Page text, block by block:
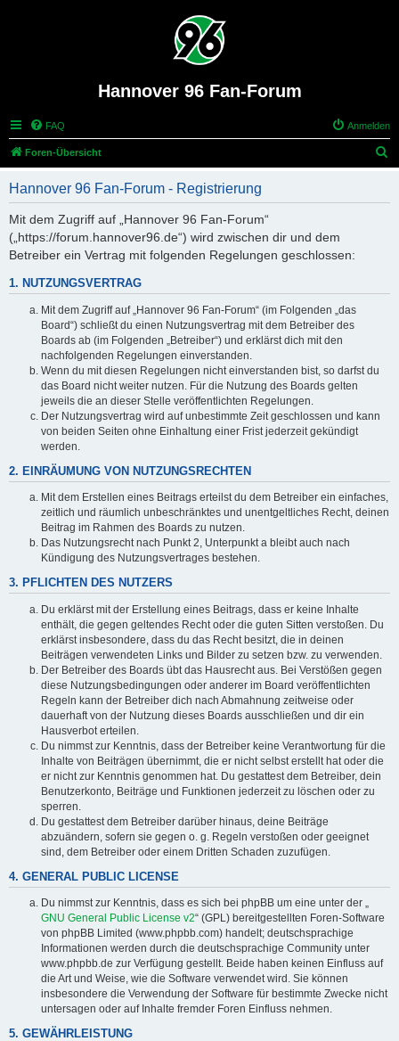
Hannover 96 Fan-Forum
FAQ Anmelden
Foren-Übersicht
Hannover 96 Fan-Forum - Registrierung
Mit dem Zugriff auf „Hannover 96 Fan-Forum“
(„https://forum.hannover96.de“) wird zwischen dir und dem
Betreiber ein Vertrag mit folgenden Regelungen geschlossen:
1. NUTZUNGSVERTRAG
Mit dem Zugriff auf „Hannover 96 Fan-Forum“ (im Folgenden „das
Board“) schließt du einen Nutzungsvertrag mit dem Betreiber des
Boards ab (im Folgenden „Betreiber“) und erklärst dich mit den
nachfolgenden Regelungen einverstanden.
Wenn du mit diesen Regelungen nicht einverstanden bist, so darfst du
das Board nicht weiter nutzen. Für die Nutzung des Boards gelten
jeweils die an dieser Stelle veröffentlichten Regelungen.
Der Nutzungsvertrag wird auf unbestimmte Zeit geschlossen und kann
von beiden Seiten ohne Einhaltung einer Frist jederzeit gekündigt
werden.
2. EINRÄUMUNG VON NUTZUNGSRECHTEN
Mit dem Erstellen eines Beitrags erteilst du dem Betreiber ein einfaches,
zeitlich und räumlich unbeschränktes und unentgeltliches Recht, deinen
Beitrag im Rahmen des Boards zu nutzen.
Das Nutzungsrecht nach Punkt 2, Unterpunkt a bleibt auch nach
Kündigung des Nutzungsvertrages bestehen.
3. PFLICHTEN DES NUTZERS
Du erklärst mit der Erstellung eines Beitrags, dass er keine Inhalte
enthält, die gegen geltendes Recht oder die guten Sitten verstoßen. Du
erklärst insbesondere, dass du das Recht besitzt, die in deinen
Beiträgen verwendeten Links und Bilder zu setzen bzw. zu verwenden.
Der Betreiber des Boards übt das Hausrecht aus. Bei Verstößen gegen
diese Nutzungsbedingungen oder anderer im Board veröffentlichten
Regeln kann der Betreiber dich nach Abmahnung zeitweise oder
dauerhaft von der Nutzung dieses Boards ausschließen und dir ein
Hausverbot erteilen.
Du nimmst zur Kenntnis, dass der Betreiber keine Verantwortung für die
Inhalte von Beiträgen übernimmt, die er nicht selbst erstellt hat oder die
er nicht zur Kenntnis genommen hat. Du gestattest dem Betreiber, dein
Benutzerkonto, Beiträge und Funktionen jederzeit zu löschen oder zu
sperren.
Du gestattest dem Betreiber darüber hinaus, deine Beiträge
abzuändern, sofern sie gegen o. g. Regeln verstoßen oder geeignet
sind, dem Betreiber oder einem Dritten Schaden zuzufügen.
4. GENERAL PUBLIC LICENSE
Du nimmst zur Kenntnis, dass es sich bei phpBB um eine unter der „
GNU General Public License v2“ (GPL) bereitgestellten Foren-Software
von phpBB Limited (www.phpbb.com) handelt; deutschsprachige
Informationen werden durch die deutschsprachige Community unter
www.phpbb.de zur Verfügung gestellt. Beide haben keinen Einfluss auf
die Art und Weise, wie die Software verwendet wird. Sie können
insbesondere die Verwendung der Software für bestimmte Zwecke nicht
untersagen oder auf Inhalte fremder Foren Einfluss nehmen.
5. GEWÄHRLEISTUNG